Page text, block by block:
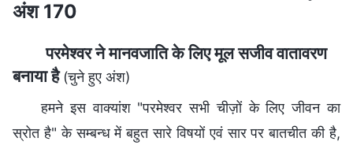
अंश 170
परमेश्वर ने मानवजाति के लिए मूल सजीव वातावरण
बनाया है (चुने हुए अंश)
हमने इस वाक्यांश "परमेश्वर सभी चीज़ों के लिए जीवन का
स्रोत है" के सम्बन्ध में बहुत सारे विषयों एवं सार पर बातचीत की है,